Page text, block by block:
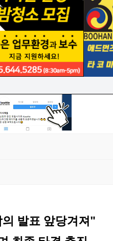
발표 앞당겨져"